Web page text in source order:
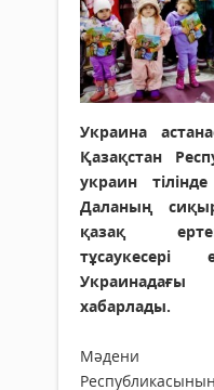
Украина
Қазақстан
украин
Даланың
қазақ
Украинадағы
хабарлады.
Мәдени